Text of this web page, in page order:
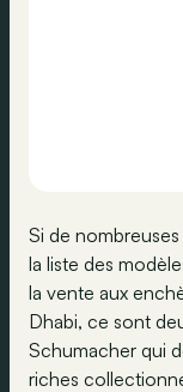
Si de
la liste des
la vente aux
Dhabi, ce sont
Schumacher qui
riches